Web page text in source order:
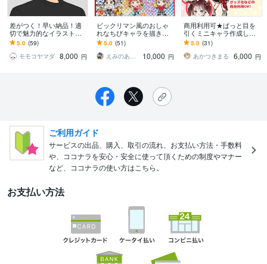
差がつく！早い納品！適
切で魅力的なイラスト描
きます アイコン/女性/男
性/ジム/ダイエット/シン
プ/星座/漫画
5.0 (59)
モモコヤマダ 8,000 円
ビックリマン風のおしゃ
れなちびキャラを描きま
す シール化してお届けも
可能です！
5.0 (51)
えみのあとりえ
10,000 円
商用利用可★ぱっと目を
引くミニキャラ作成しま
す グッズ化等商用利用
可！ブログ・YouTube・配
信等使えます
5.0 (31)
あかつきまる
6,000 円
ご利用ガイド
サービスの出品、購入、取引の流れ、お支払い方法・手数料
や、ココナラを安心・安全に使って頂くための制度やマナー
など、ココナラの使い方はこちら。
お支払い方法